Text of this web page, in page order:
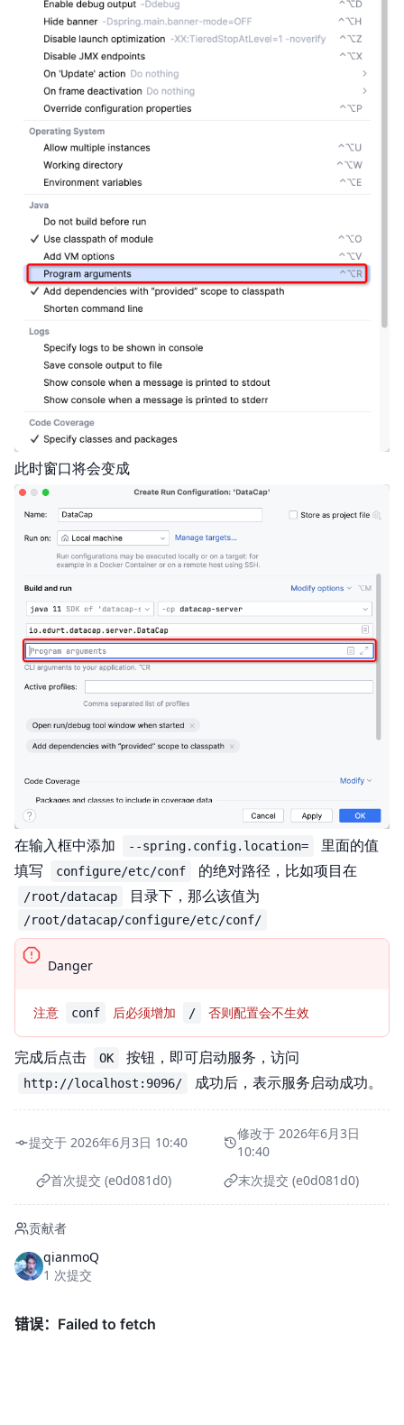
此时窗口将会变成
在输入框中添加 --spring.config.location=
里面的值
填写
configure/etc/conf 的绝对路径，比如项目在
/root/datacap 目录下，那么该值为
/root/datacap/configure/etc/conf/
Danger
注意 conf 后必须增加 / 否则配置会不生效
完成后点击 OK 按钮，即可启动服务，访问
http://localhost:9096/ 成功后，表示服务启动成功。
提交于 2026年6月3日 10:40
修改于 2026年6月3日
10:40
首次提交 (e0d081d0)
末次提交 (e0d081d0)
贡献者
qianmoQ
1 次提交